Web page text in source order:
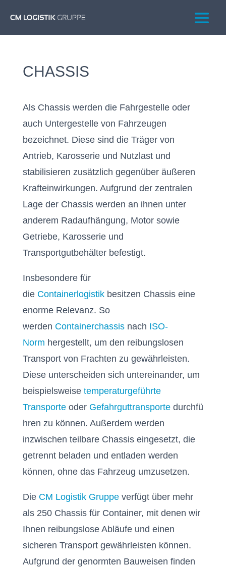
CHASSIS
Als Chassis werden die Fahrgestelle oder
auch Untergestelle von Fahrzeugen
bezeichnet. Diese sind die Träger von
Antrieb, Karosserie und Nutzlast und
stabilisieren zusätzlich gegenüber äußeren
Krafteinwirkungen. Aufgrund der zentralen
Lage der Chassis werden an ihnen unter
anderem Radaufhängung, Motor sowie
Getriebe, Karosserie und
Transportgutbehälter befestigt.
Insbesondere für
die Containerlogistikbesitzen Chassis eine
enorme Relevanz. So
werden Containerchassisnach ISO-
Norm hergestellt, um den reibungslosen
Transport von Frachten zu gewährleisten.
Diese unterscheiden sich untereinander, um
beispielsweise temperaturgeführte
Transporteoder Gefahrguttransportedurchfü
hren zu können. Außerdem werden
inzwischen teilbare Chassis eingesetzt, die
getrennt beladen und entladen werden
können, ohne das Fahrzeug umzusetzen.
Die CM Logistik Gruppeverfügt über mehr
als 250 Chassis für Container, mit denen wir
Ihnen reibungslose Abläufe und einen
sicheren Transport gewährleisten können.
Aufgrund der genormten Bauweisen finden